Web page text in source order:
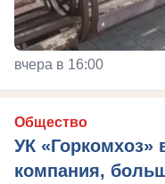
вчера в 16:00
Общество
УК «Горкомхоз»
компания,